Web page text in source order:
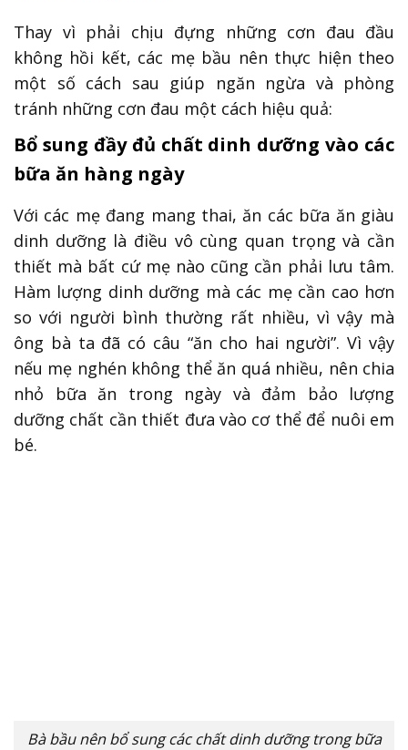
Thay vì phải chịu đựng những cơn đau đầu
không hồi kết, các mẹ bầu nên thực hiện theo
một số cách sau giúp ngăn ngừa và phòng
tránh những cơn đau một cách hiệu quả:
Bổ sung đầy đủ chất dinh dưỡng vào các
bữa ăn hàng ngày
Với các mẹ đang mang thai, ăn các bữa ăn giàu
dinh dưỡng là điều vô cùng quan trọng và cần
thiết mà bất cứ mẹ nào cũng cần phải lưu tâm.
Hàm lượng dinh dưỡng mà các mẹ cần cao hơn
so với người bình thường rất nhiều, vì vậy mà
ông bà ta đã có câu “ăn cho hai người”. Vì vậy
nếu mẹ nghén không thể ăn quá nhiều, nên chia
nhỏ bữa ăn trong ngày và đảm bảo lượng
dưỡng chất cần thiết đưa vào cơ thể để nuôi em
bé.
Bà bầu nên bổ sung các chất dinh dưỡng trong bữa